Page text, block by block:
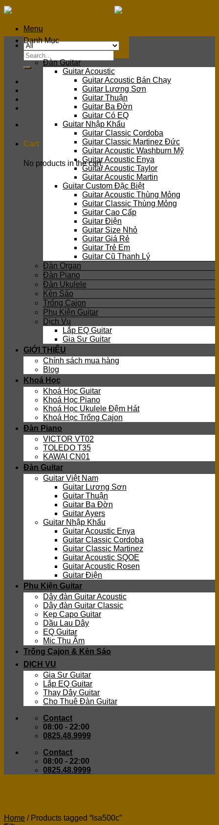
Skip
to
contentMenu
Search
for:
Cart
No products in the cart.
Danh Mục
Đàn Guitar
Guitar Acoustic
Guitar Acoustic Bán Chạy
Guitar Lương Sơn
Guitar Thuận
Guitar Ba Đờn
Guitar Có EQ
Guitar Nhập Khẩu
Guitar Classic Cordoba
Guitar Classic Martinez Đức
Guitar Acoustic Washburn Mỹ
Guitar Acoustic Enya
Guitar Acoustic Taylor
Guitar Acoustic Martin
Guitar Custom Đặc Biệt
Guitar Acoustic Thùng Mỏng
Guitar Classic Thùng Mỏng
Guitar Cao Cấp
Guitar Điện
Guitar Size Nhỏ
Guitar Giá Rẻ
Guitar Trẻ Em
Guitar Cũ Thanh Lý
Đàn Organ
Đàn Piano
Đàn Ukulele
Kèn Sáo
Trống Cajon
Phụ Kiện Guitar
Dịch Vụ
Lắp EQ Guitar
Gia Sư Guitar
GIỚI THIỆU
Chính sách mua hàng
Blog
Khoá Học
Khoá Học Guitar
Khoá Học Piano
Khoá Học Ukulele Đệm Hát
Khoá Học Trống Cajon
Đàn Piano
VICTOR VT02
TOLEDO T35
KAWAI CN01
Đàn Guitar
Guitar Việt Nam
Guitar Lương Sơn
Guitar Thuận
Guitar Ba Đờn
Guitar Ayers
Guitar Nhập Khẩu
Guitar Acoustic Enya
Guitar Classic Cordoba
Guitar Classic Martinez
Guitar Acoustic SQOE
Guitar Acoustic Rosen
Guitar Điện
Phụ Kiện Guitar
Dây đàn Guitar Acoustic
Dây đàn Guitar Classic
Kẹp Capo Guitar
Dầu Lau Dây
EQ Guitar
Mic Thu Âm
Trống Cajon & Kèn Sáo
DỊCH VỤ
Gia Sư Guitar
Lắp EQ Guitar
Thay Dây Guitar
Cho Thuê Đàn Guitar
Contact
08:00 - 22:00
0825.48.9999
Contact
08:00 - 22:00
0825.48.9999
Home /Products tagged “lsa500c”